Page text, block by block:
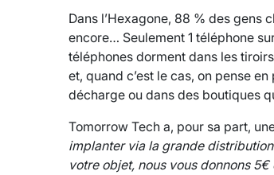
Dans l’Hexagone, 88 % des gens
encore… Seulement 1 téléphone
téléphones dorment dans les
et, quand c’est le cas, on pense
décharge ou dans des boutiques
Tomorrow Tech a, pour sa part,
implanter via la grande
votre objet, nous vous donnons